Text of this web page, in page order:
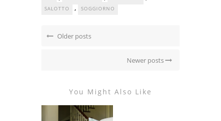
SALOTTO , SOGGIORNO
Older posts
Newer posts
You Might Also Like